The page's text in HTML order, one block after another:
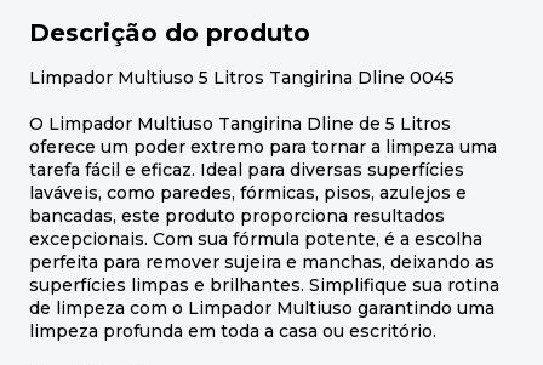
Descrição do produto
Limpador Multiuso 5 Litros Tangirina Dline 0045
O Limpador Multiuso Tangirina Dline de 5 Litros
oferece um poder extremo para tornar a limpeza uma
tarefa fácil e eficaz. Ideal para diversas superfícies
laváveis, como paredes, fórmicas, pisos, azulejos e
bancadas, este produto proporciona resultados
excepcionais. Com sua fórmula potente, é a escolha
perfeita para remover sujeira e manchas, deixando as
superfícies limpas e brilhantes. Simplifique sua rotina
de limpeza com o Limpador Multiuso garantindo uma
limpeza profunda em toda a casa ou escritório.